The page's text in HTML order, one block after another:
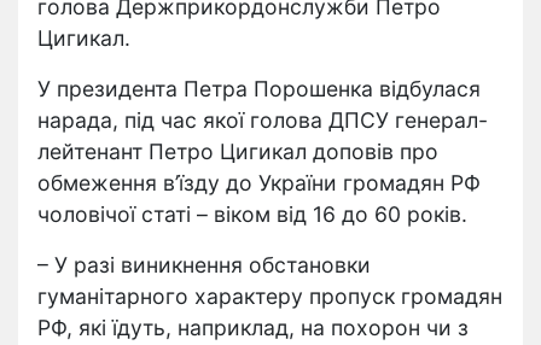
голова Держприкордонслужби Петро
Цигикал.
У президента Петра Порошенка відбулася
нарада, під час якої голова ДПСУ генерал-
лейтенант Петро Цигикал доповів про
обмеження в’їзду до України громадян РФ
чоловічої статі – віком від 16 до 60 років.
– У разі виникнення обстановки
гуманітарного характеру пропуск громадян
РФ, які їдуть, наприклад, на похорон чи з